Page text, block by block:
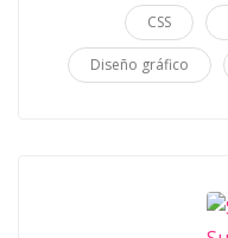
CSS
Diseño gráfico